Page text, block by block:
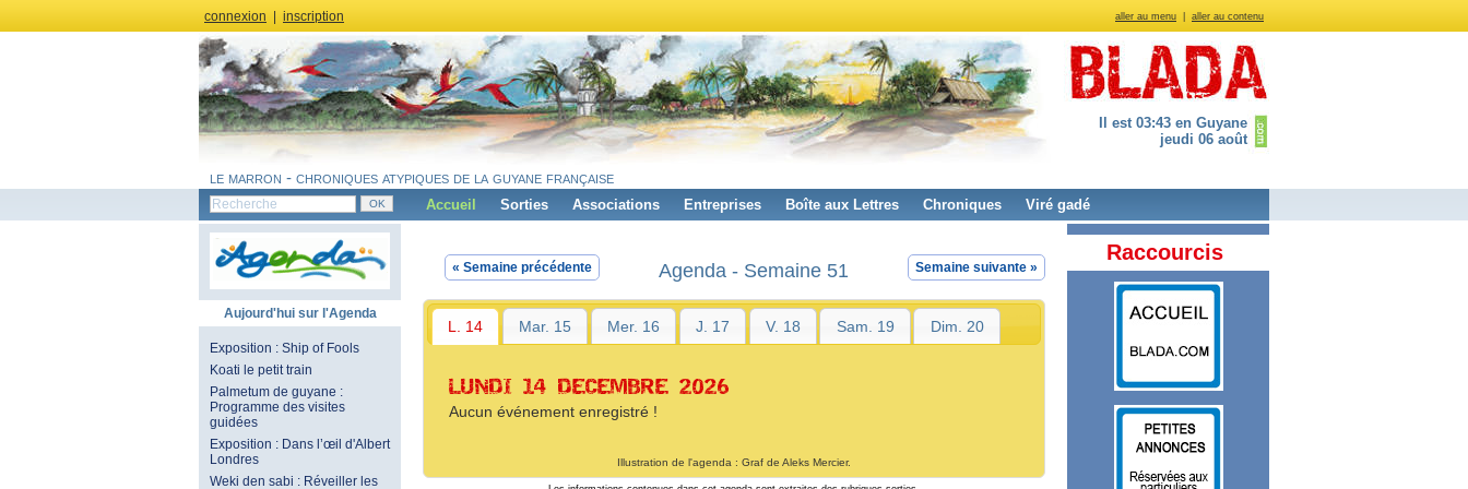
aller au menu aller au contenu
connexion inscription
Il est 03:43 en Guyane
jeudi 06 août
le marron - chroniques atypiques de la guyane française
Accueil Sorties Associations Entreprises Boîte aux Lettres Chroniques Viré gadé
Aujourd'hui sur l'Agenda
Exposition : Ship of Fools
Koati le petit train
Palmetum de guyane :
Programme des visites
guidées
Exposition : Dans l’œil d'Albert
Londres
Weki den sabi : Réveiller les
« Semaine précédente Semaine suivante »
Agenda - Semaine 51
L. 14 Mar. 15 Mer. 16 J. 17 V. 18 Sam. 19 Dim. 20
LUNDI 14 DECEMBRE 2026
Aucun événement enregistré !
Illustration de l'agenda : Graf de Aleks Mercier.
Raccourcis